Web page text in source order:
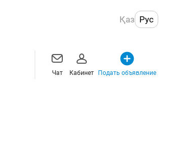
Қаз Рус
Чат Кабинет Подать объявление